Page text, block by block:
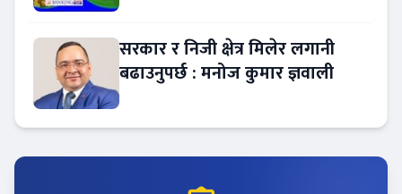
सरकार र निजी क्षेत्र मिलेर लगानी
बढाउनुपर्छ : मनोज कुमार ज्ञवाली